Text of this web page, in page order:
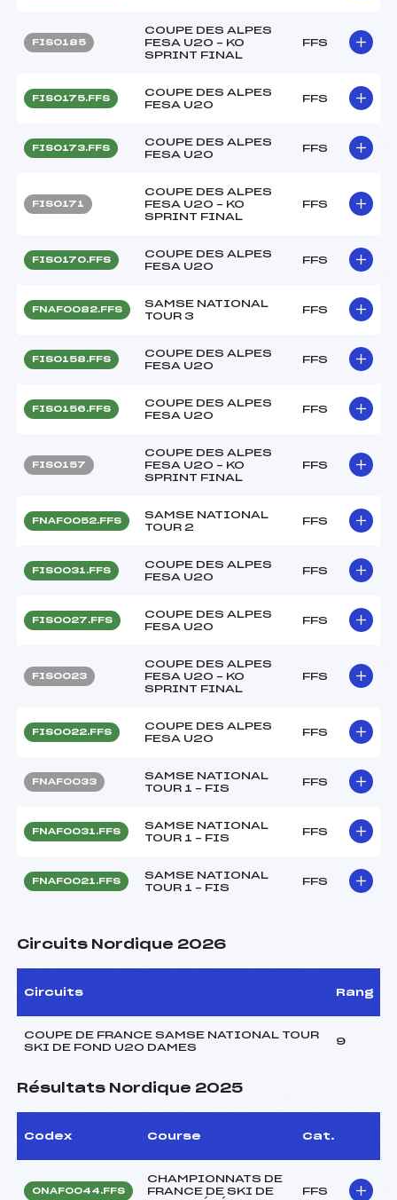
FIS0185
COUPE DES ALPES
FESA U20 – KO
SPRINT FINAL
FFS
FIS0175.FFS
COUPE DES ALPES
FESA U20
FFS
FIS0173.FFS
COUPE DES ALPES
FESA U20
FFS
FIS0171
COUPE DES ALPES
FESA U20 – KO
SPRINT FINAL
FFS
FIS0170.FFS
COUPE DES ALPES
FESA U20
FFS
FNAF0082.FFS
SAMSE NATIONAL
TOUR 3
FFS
FIS0158.FFS
COUPE DES ALPES
FESA U20
FFS
FIS0156.FFS
COUPE DES ALPES
FESA U20
FFS
FIS0157
COUPE DES ALPES
FESA U20 – KO
SPRINT FINAL
FFS
FNAF0052.FFS
SAMSE NATIONAL
TOUR 2
FFS
FIS0031.FFS
COUPE DES ALPES
FESA U20
FFS
FIS0027.FFS
COUPE DES ALPES
FESA U20
FFS
FIS0023
COUPE DES ALPES
FESA U20 – KO
SPRINT FINAL
FFS
FIS0022.FFS
COUPE DES ALPES
FESA U20
FFS
FNAF0033
SAMSE NATIONAL
TOUR 1 – FIS
FFS
FNAF0031.FFS
SAMSE NATIONAL
TOUR 1 – FIS
FFS
FNAF0021.FFS
SAMSE NATIONAL
TOUR 1 – FIS
FFS
Circuits Nordique 2026
Circuits Rang
COUPE DE FRANCE SAMSE NATIONAL TOUR
SKI DE FOND U20 DAMES
9
Résultats Nordique 2025
Codex Course Cat.
ONAF0044.FFS
CHAMPIONNATS DE
FRANCE DE SKI DE
FFS